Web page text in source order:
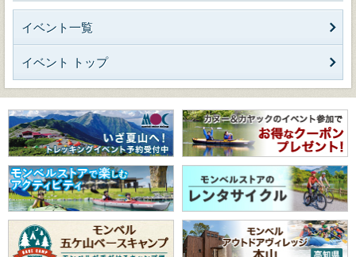
イベント一覧
イベント トップ